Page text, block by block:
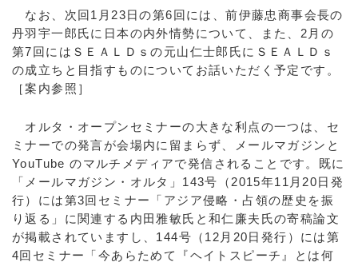
なお、次回1月23日の第6回には、前伊藤忠商事会長の
丹羽宇一郎氏に日本の内外情勢について、また、2月の
第7回にはＳＥＡＬＤｓの元山仁士郎氏にＳＥＡＬＤｓ
の成立ちと目指すものについてお話いただく予定です。
［案内参照］
オルタ・オープンセミナーの大きな利点の一つは、セ
ミナーでの発言が会場内に留まらず、メールマガジンと
YouTube のマルチメディアで発信されることです。既に
「メールマガジン・オルタ」143号（2015年11月20日発
行）には第3回セミナー「アジア侵略・占領の歴史を振
り返る」に関連する内田雅敏氏と和仁廉夫氏の寄稿論文
が掲載されていますし、144号（12月20日発行）には第
4回セミナー「今あらためて『ヘイトスピーチ』とは何